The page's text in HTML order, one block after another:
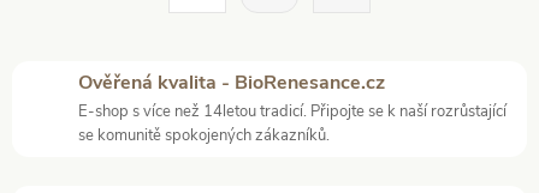
Ověřená kvalita - BioRenesance.cz
E-shop s více než 14letou tradicí. Připojte se k naší rozrůstající
se komunitě spokojených zákazníků.